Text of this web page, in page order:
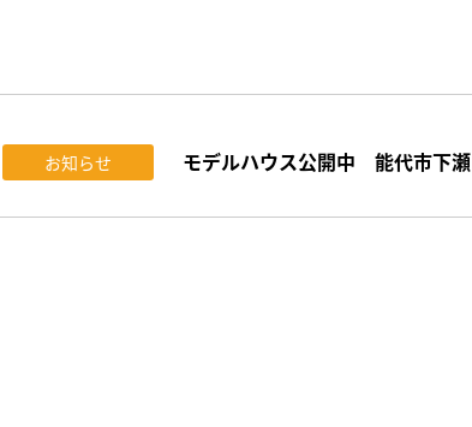
お知らせ モデルハウス公開中 能代市下瀬